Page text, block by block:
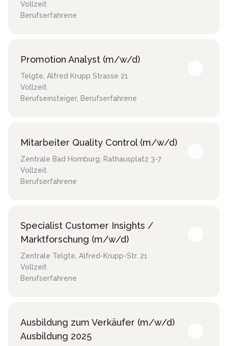
Vollzeit
Berufserfahrene
Promotion Analyst (m/w/d)
Telgte, Alfred Krupp Strasse 21
Vollzeit
Berufseinsteiger, Berufserfahrene
Mitarbeiter Quality Control (m/w/d)
Zentrale Bad Homburg, Rathausplatz 3-7
Vollzeit
Berufserfahrene
Specialist Customer Insights /
Marktforschung (m/w/d)
Zentrale Telgte, Alfred-Krupp-Str. 21
Vollzeit
Berufserfahrene
Ausbildung zum Verkäufer (m/w/d)
Ausbildung 2025